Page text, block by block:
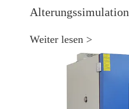
Alterungssimulation
Weiter lesen >